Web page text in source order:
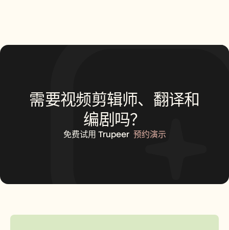
需要视频剪辑师、翻译和
编剧吗？
免费试用 Trupeer 预约演示